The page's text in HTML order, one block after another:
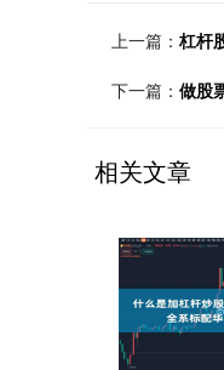
上一篇： 杠杆
下一篇： 做股
相关文章